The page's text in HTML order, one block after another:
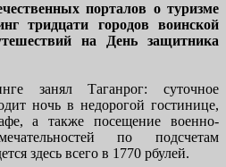
порталов о туризме
тридцати городов воинской
на День защитника
занял Таганрог: суточное
ночь в недорогой гостинице,
а также посещение военно-
по подсчетам
здесь всего в 1770 рбулей.